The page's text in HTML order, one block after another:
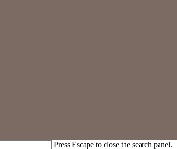
Press Escape to close the search panel.